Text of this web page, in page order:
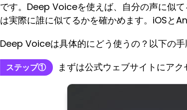
です。Deep Voiceを使えば、自分の声に似
は実際に誰に似てるかを確かめます。iOSと
Deep Voiceは具体的にどう使うの？以下の手
ステップ① まずは公式ウェブサイトに